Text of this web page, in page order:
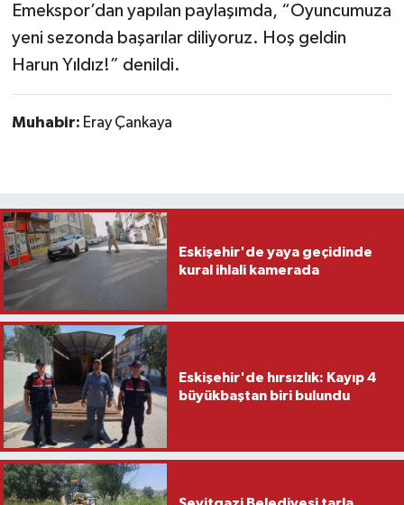
Emekspor’dan yapılan paylaşımda, “Oyuncumuza
yeni sezonda başarılar diliyoruz. Hoş geldin
Harun Yıldız!” denildi.
Muhabir: Eray Çankaya
Eskişehir'de yaya geçidinde
kural ihlali kamerada
Eskişehir'de hırsızlık: Kayıp 4
büyükbaştan biri bulundu